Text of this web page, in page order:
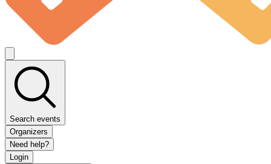
Search events
Organizers
Need help?
Login